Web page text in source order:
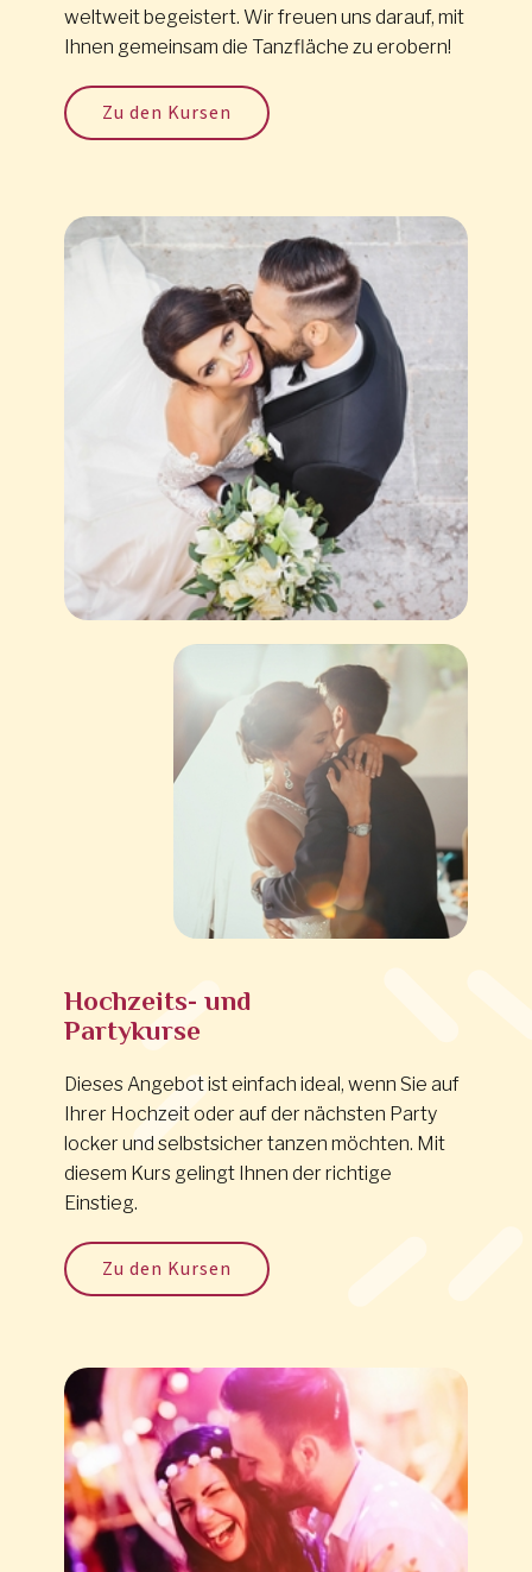
weltweit begeistert. Wir freuen uns darauf, mit
Ihnen gemeinsam die Tanzfläche zu erobern!
Zu den Kursen
Hochzeits- und
Partykurse
Dieses Angebot ist einfach ideal, wenn Sie auf
Ihrer Hochzeit oder auf der nächsten Party
locker und selbstsicher tanzen möchten. Mit
diesem Kurs gelingt Ihnen der richtige
Einstieg.
Zu den Kursen